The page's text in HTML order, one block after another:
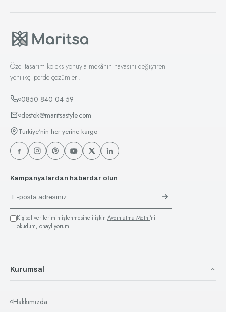
Özel tasarım koleksiyonuyla mekânın havasını değiştiren
yenilikçi perde çözümleri.
0850 840 04 59
destek@maritsastyle.com
Türkiye'nin her yerine kargo
Kampanyalardan haberdar olun
Kişisel verilerimin işlenmesine ilişkin Aydınlatma Metni'ni
okudum, onaylıyorum.
Kurumsal
Hakkımızda